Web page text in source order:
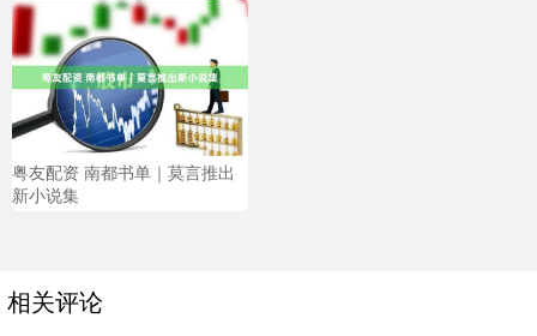
粤友配资 南都书单｜莫言推出
新小说集
相关评论